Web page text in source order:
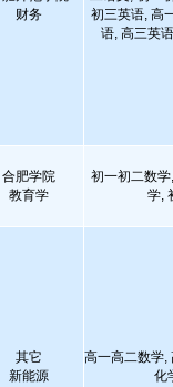
财务
初三英语, 高
语, 高三英
合肥学院
教育学
初一初二数
学,
其它
新能源
高一高二数学,
化